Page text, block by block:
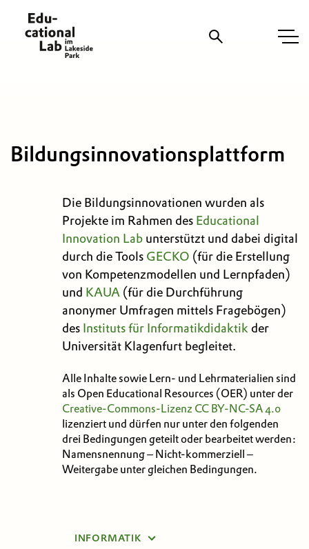
Bildungsinnovationsplattform
Die Bildungsinnovationen wurden als
Projekte im Rahmen des Educational
Innovation Labunterstützt und dabei digital
durch die Tools GECKO (für die Erstellung
von Kompetenzmodellen und Lernpfaden)
und KAUA(für die Durchführung
anonymer Umfragen mittels Fragebögen)
des Instituts für Informatikdidaktikder
Universität Klagenfurt begleitet.
Alle Inhalte sowie Lern- und Lehrmaterialien sind
als Open Educational Resources (OER) unter der
Creative-Commons-Lizenz CC BY-NC-SA 4.0
lizenziert und dürfen nur unter den folgenden
drei Bedingungen geteilt oder bearbeitet werden:
Namensnennung – Nicht-kommerziell –
Weitergabe unter gleichen Bedingungen.
INFORMATIK